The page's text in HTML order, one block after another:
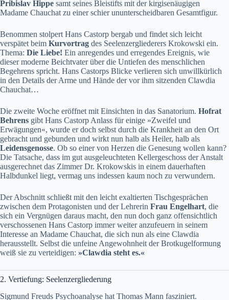
Pribislav Hippe samt seines Bleistifts mit der kirgisenäugigen
Madame Chauchat zu einer schier ununterscheidbaren Gesamtfigur.
Benommen stolpert Hans Castorp bergab und findet sich leicht
verspätet beim Kurvortrag des Seelenzergliederers Krokowski ein.
Thema: Die Liebe! Ein anregendes und erregendes Ereignis, wie
dieser moderne Beichtvater über die Untiefen des menschlichen
Begehrens spricht. Hans Castorps Blicke verlieren sich unwillkürlich
in den Details der Arme und Hände der vor ihm sitzenden Clawdia
Chauchat…
Die zweite Woche eröffnet mit Einsichten in das Sanatorium. Hofrat
Behrens gibt Hans Castorp Anlass für einige »Zweifel und
Erwägungen«, wurde er doch selbst durch die Krankheit an den Ort
gebracht und gebunden und wirkt nun halb als Heiler, halb als
Leidensgenosse. Ob so einer von Herzen die Genesung wollen kann?
Die Tatsache, dass im gut ausgeleuchteten Kellergeschoss der Anstalt
ausgerechnet das Zimmer Dr. Krokowskis in einem dauerhaften
Halbdunkel liegt, vermag uns indessen kaum noch zu verwundern.
Der Abschnitt schließt mit den leicht exaltierten Tischgesprächen
zwischen dem Protagonisten und der Lehrerin Frau Engelhart, die
sich ein Vergnügen daraus macht, den nun doch ganz offensichtlich
verschossenen Hans Castorp immer weiter anzufeuern in seinem
Interesse an Madame Chauchat, die sich nun als eine Clawdia
herausstellt. Selbst die unfeine Angewohnheit der Brotkugelformung
weiß sie zu verteidigen: »Clawdia steht es.«
2. Vertiefung: Seelenzergliederung
Sigmund Freuds Psychoanalyse hat Thomas Mann fasziniert.